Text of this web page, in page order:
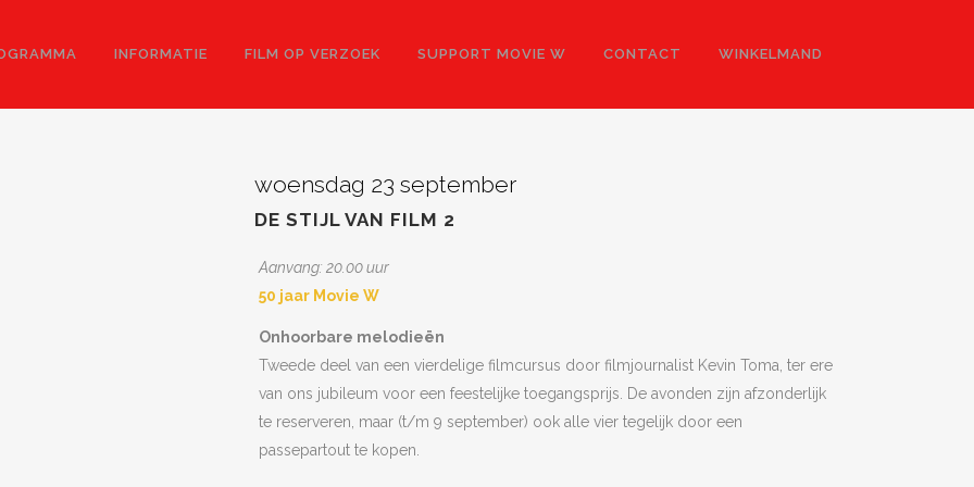
INFORMATIE FILM OP VERZOEK SUPPORT MOVIE W CONTACT WINKELMAND
woensdag 23 september
DE STIJL VAN FILM 2
Aanvang: 20.00 uur
50 jaar Movie W
Onhoorbare melodieën
Tweede deel van een vierdelige filmcursus door filmjournalist Kevin Toma, ter ere
van ons jubileum voor een feestelijke toegangsprijs. De avonden zijn afzonderlijk
te reserveren, maar (t/m 9 september) ook alle vier tegelijk door een
passepartout te kopen.